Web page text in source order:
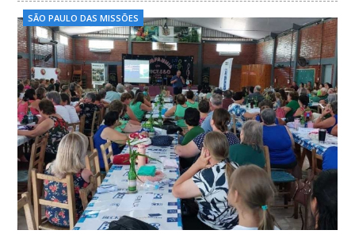
SÃO PAULO DAS MISSÕES